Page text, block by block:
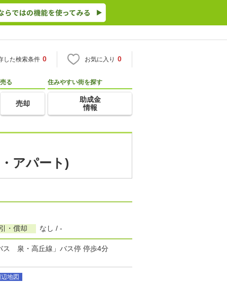
した検索条件 0 お気に入り 0
売る
売却
住みやすい街を探す
助成金
情報
アパート)
・償却 なし / -
ス 泉・高丘線」バス停 停歩4分
辺地図